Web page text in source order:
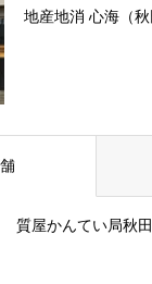
地産地消 心海（秋
質屋かんてい局秋